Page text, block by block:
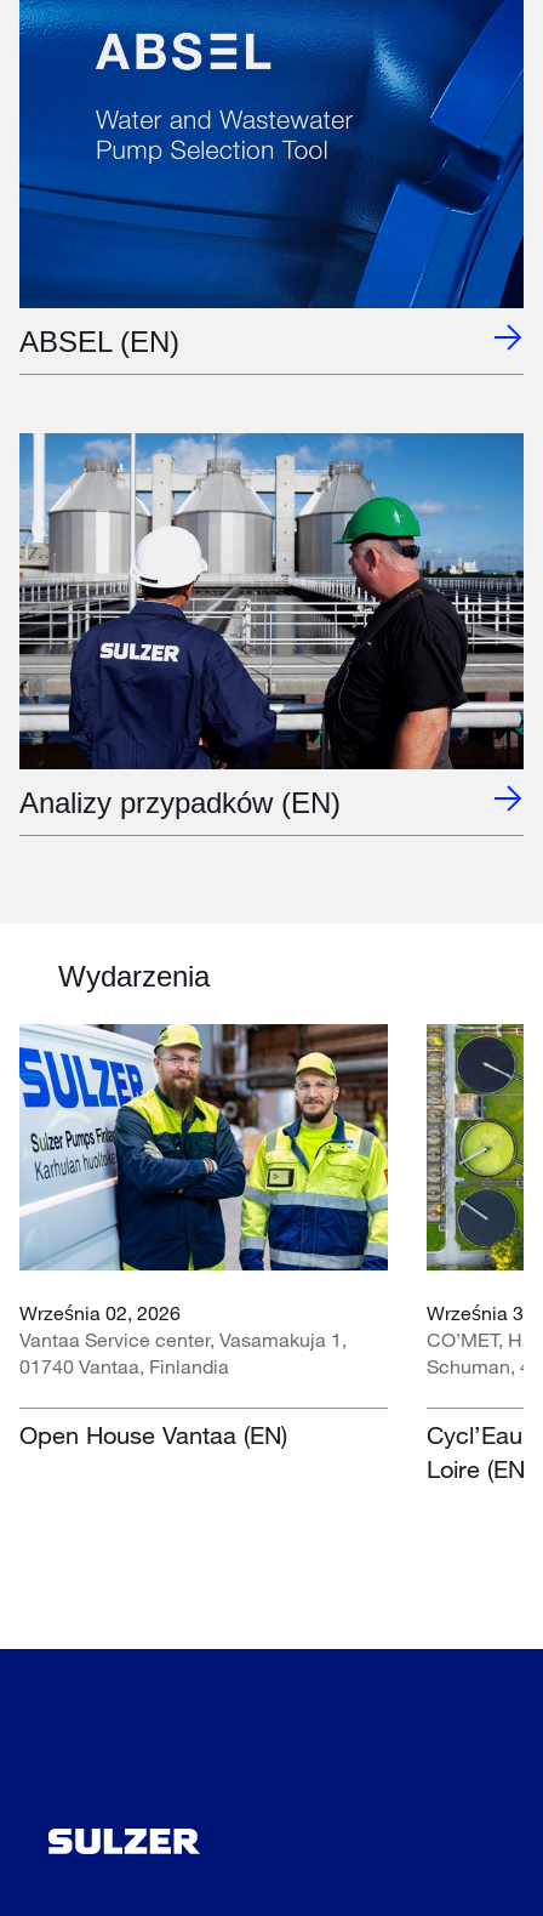
ABSEL (EN)
Analizy przypadków (EN)
Wydarzenia
Września 02, 2026
Vantaa Service center, Vasamakuja 1,
01740 Vantaa, Finlandia
Open House Vantaa (EN)
Września 30
CO’MET,
Schuman,
Cycl’Eau
Loire (EN)